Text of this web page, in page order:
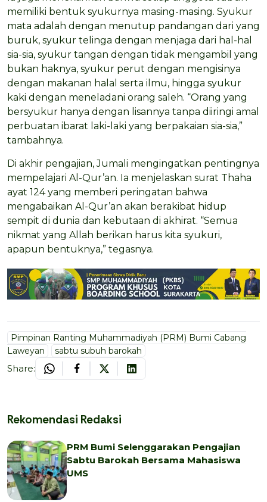
memiliki bentuk syukurnya masing-masing. Syukur
mata adalah dengan menutup pandangan dari yang
buruk, syukur telinga dengan menjaga dari hal-hal
sia-sia, syukur tangan dengan tidak mengambil yang
bukan haknya, syukur perut dengan mengisinya
dengan makanan halal serta ilmu, hingga syukur
kaki dengan meneladani orang saleh. “Orang yang
bersyukur hanya dengan lisannya tanpa diiringi amal
perbuatan ibarat laki-laki yang berpakaian sia-sia,”
tambahnya.
Di akhir pengajian, Jumali mengingatkan pentingnya
mempelajari Al-Qur’an. Ia menjelaskan surat Thaha
ayat 124 yang memberi peringatan bahwa
mengabaikan Al-Qur’an akan berakibat hidup
sempit di dunia dan kebutaan di akhirat. “Semua
nikmat yang Allah berikan harus kita syukuri,
apapun bentuknya,” tegasnya.
Pimpinan Ranting Muhammadiyah (PRM) Bumi Cabang
Laweyan
sabtu subuh barokah
Share:
Rekomendasi Redaksi
PRM Bumi Selenggarakan Pengajian
Sabtu Barokah Bersama Mahasiswa
UMS